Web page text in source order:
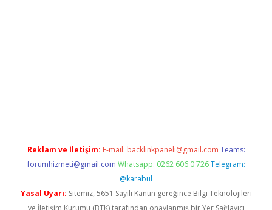
Reklam ve İletişim: E-mail: backlinkpaneli@gmail.com Teams:
forumhizmeti@gmail.com Whatsapp: 0262 606 0 726 Telegram:
@karabul
Yasal Uyarı: Sitemiz, 5651 Sayılı Kanun gereğince Bilgi Teknolojileri
ve İletişim Kurumu (BTK) tarafından onaylanmış bir Yer Sağlayıcı